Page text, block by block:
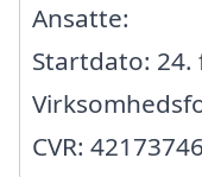
Ansatte:
Startdato: 24.
CVR: 42173746